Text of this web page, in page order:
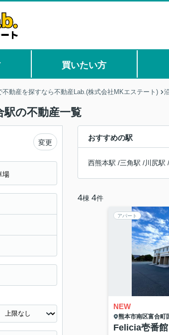
買いたい方
動産を探すなら不動産Lab.(株式会社MKエステート)
駅の不動産一覧
おすすめの駅
西熊本駅 /三角駅 /川尻駅 /
4棟 4件
アパート
NEW
熊本市南区富合町
Felicia壱番館
変更
場